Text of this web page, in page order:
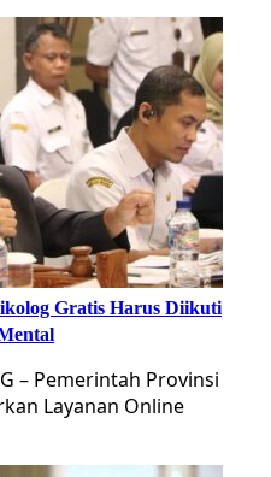
Gratis Harus Diikuti
– Pemerintah Provinsi
Layanan Online